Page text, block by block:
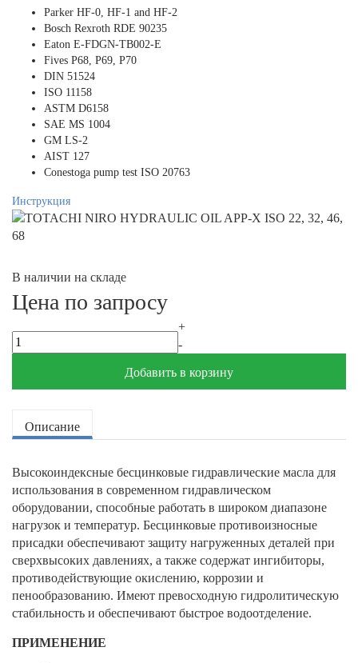
Parker HF-0, HF-1 and HF-2
Bosch Rexroth RDE 90235
Eaton E-FDGN-TB002-E
Fives P68, P69, P70
DIN 51524
ISO 11158
ASTM D6158
SAE MS 1004
GM LS-2
AIST 127
Conestoga pump test ISO 20763
Инструкция
В наличии на складе
Цена по запросу
+
-
Добавить в корзину
Описание
Высокоиндексные бесцинковые гидравлические масла для
использования в современном гидравлическом
оборудовании, способные работать в широком диапазоне
нагрузок и температур. Бесцинковые противоизносные
присадки обеспечивают защиту нагруженных деталей при
сверхвысоких давлениях, а также содержат ингибиторы,
противодействующие окислению, коррозии и
пенообразованию. Имеют превосходную гидролитическую
стабильность и обеспечивают быстрое водоотделение.
ПРИМЕНЕНИЕ